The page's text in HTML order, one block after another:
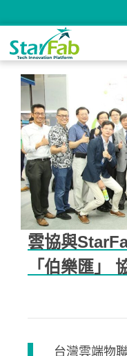
雲協與
「伯樂匯」
台灣雲端物